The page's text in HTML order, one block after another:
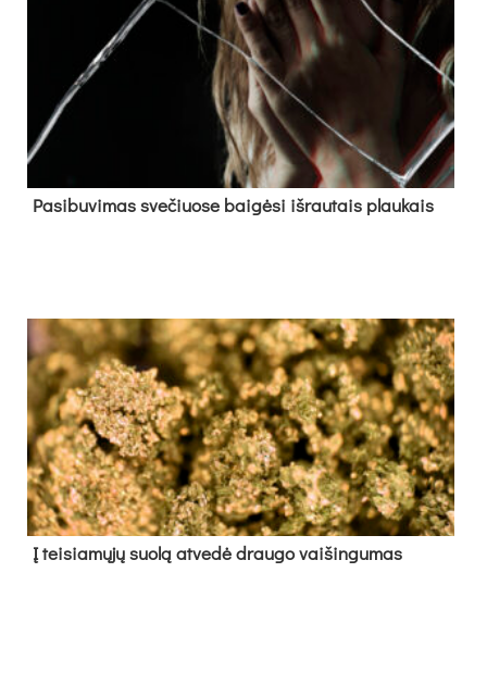
Pa­si­bu­vi­mas sve­čiuo­se bai­gė­si iš­rau­tais plau­kais
Į tei­sia­mų­jų suo­lą at­ve­dė drau­go vai­šin­gu­mas